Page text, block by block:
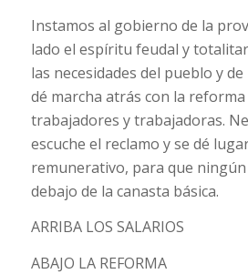
Instamos al gobierno de la
lado el espíritu feudal y
las necesidades del pueblo y
dé marcha atrás con la reforma
trabajadores y trabajadoras.
escuche el reclamo y se dé
remunerativo, para que
debajo de la canasta básica.
ARRIBA LOS SALARIOS
ABAJO LA REFORMA